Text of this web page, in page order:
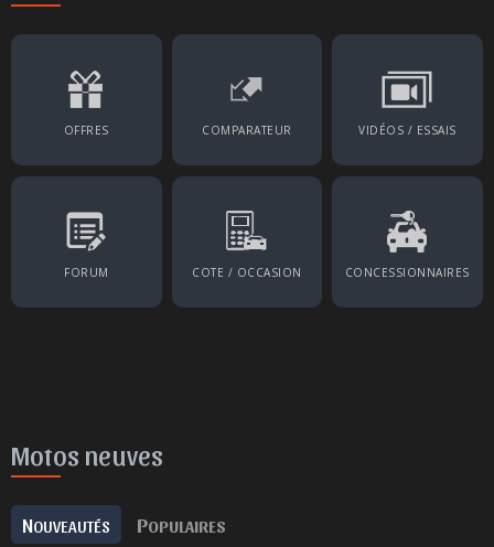
OFFRES COMPARATEUR VIDÉOS / ESSAIS
FORUM COTE / OCCASION CONCESSIONNAIRES
Motos neuves
NOUVEAUTÉS POPULAIRES